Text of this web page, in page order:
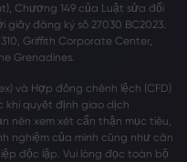
Chương 149 của Luật sửa đổi
giấy đăng ký số 27030 BC2023.
Griffith Corporate Center,
Grenadines.
và Hợp đồng chênh lệch (CFD)
khi quyết định giao dịch
nên xem xét cẩn thận mục tiêu,
nghiệm của mình cũng như cân
độc lập. Vui lòng đọc toàn bộ